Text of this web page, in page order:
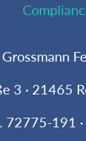
3 · 21465
72775-191